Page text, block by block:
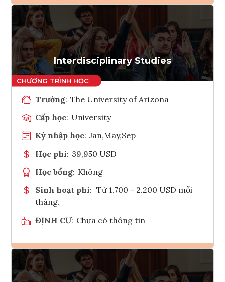
Ghi danh
Tham vấn Interlink
Interdisciplinary Studies
Trường: The University of Arizona
Cấp học: University
Kỳ nhập học: Jan,May,Sep
Học phí: 39,950 USD
Học bổng: Không
Sinh hoạt phí: Từ 1.700 - 2.200 USD mỗi
tháng.
ĐỊNH CƯ: Chưa có thông tin
Ghi danh